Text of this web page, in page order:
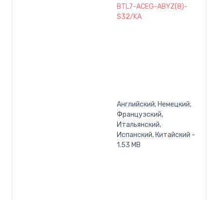
BTL7-ACEG-ABYZ(8)-
S32/KA
Английский, Немецкий,
Французский,
Итальянский,
Испанский, Китайский -
1.53 MB